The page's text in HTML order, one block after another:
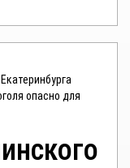
опасно для